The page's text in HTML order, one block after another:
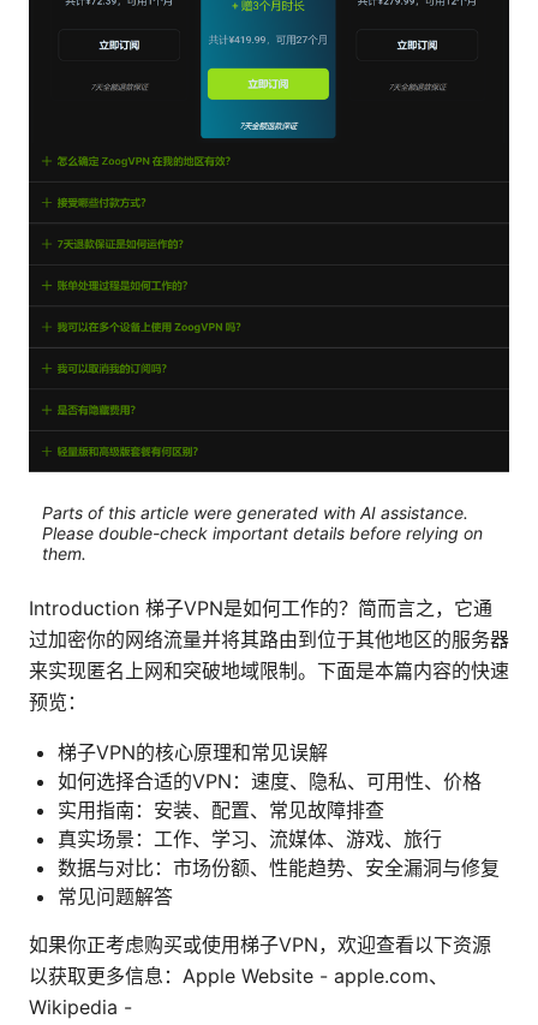
Parts of this article were generated with AI assistance.
Please double-check important details before relying on
them.
Introduction 梯子VPN是如何工作的？简而言之，它通
过加密你的网络流量并将其路由到位于其他地区的服务器
来实现匿名上网和突破地域限制。下面是本篇内容的快速
预览：
梯子VPN的核心原理和常见误解
如何选择合适的VPN：速度、隐私、可用性、价格
实用指南：安装、配置、常见故障排查
真实场景：工作、学习、流媒体、游戏、旅行
数据与对比：市场份额、性能趋势、安全漏洞与修复
常见问题解答
如果你正考虑购买或使用梯子VPN，欢迎查看以下资源
以获取更多信息：Apple Website - apple.com、
Wikipedia -